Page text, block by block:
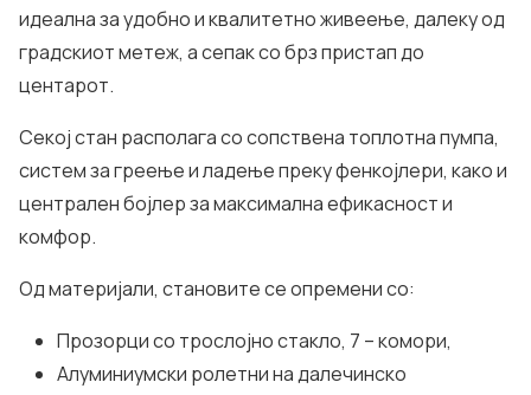
идеална за удобно и квалитетно живеење, далеку од
градскиот метеж, а сепак со брз пристап до
центарот.
Секој стан располага со сопствена топлотна пумпа,
систем за греење и ладење преку фенкојлери, како и
централен бојлер за максимална ефикасност и
комфор.
Од материјали, становите се опремени со:
Прозорци со трослојно стакло, 7 – комори,
Алуминиумски ролетни на далечинско